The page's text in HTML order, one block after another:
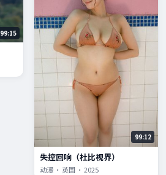
99:15
99:12
失控回响（杜比视界）
动漫 · 英国 · 2025